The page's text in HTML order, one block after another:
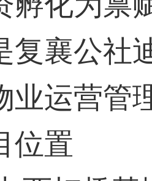
复襄公社
业运营管
位置